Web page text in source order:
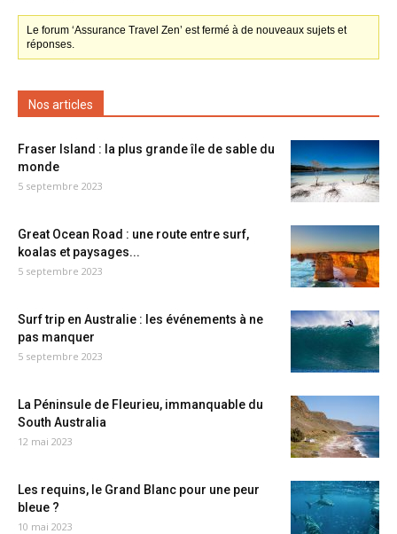
Le forum ‘Assurance Travel Zen’ est fermé à de nouveaux sujets et
réponses.
Nos articles
Fraser Island : la plus grande île de sable du
monde
5 septembre 2023
Great Ocean Road : une route entre surf,
koalas et paysages...
5 septembre 2023
Surf trip en Australie : les événements à ne
pas manquer
5 septembre 2023
La Péninsule de Fleurieu, immanquable du
South Australia
12 mai 2023
Les requins, le Grand Blanc pour une peur
bleue ?
10 mai 2023